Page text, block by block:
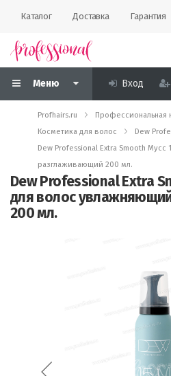
Каталог Доставка Гарантия
Меню Вход
Profhairs.ru
Профессиональная
Косметика для волос
Dew
Dew Professional Extra Smooth
разглаживающий 200 мл.
Dew Professional Extra
для волос
200 мл.